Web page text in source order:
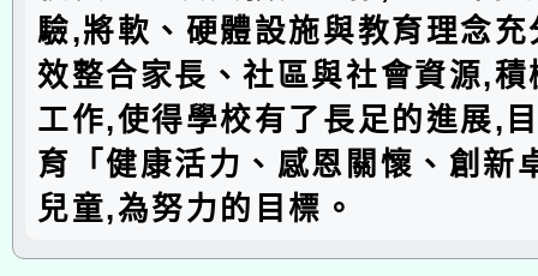
驗,將軟、硬體設施與教育理念
效整合家長、社區與社會資源,
工作,使得學校有了長足的進展,
育「健康活力、感恩關懷、創新
兒童,為努力的目標。